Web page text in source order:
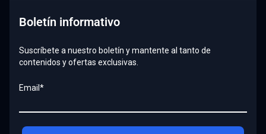
Boletín informativo
Suscríbete a nuestro boletín y mantente al tanto de
contenidos y ofertas exclusivas.
Email*